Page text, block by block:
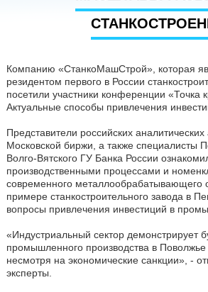
Компанию «СтанкоМашСтрой», которая
резидентом первого в России
посетили участники конференции «Точка
Актуальные способы привлечения
Представители российских аналитических
Московской биржи, а также специалисты
Волго-Вятского ГУ Банка России
производственными процессами и
современного металлообрабатывающего
примере станкостроительного завода в
вопросы привлечения инвестиций в
«Индустриальный сектор демонстрирует
промышленного производства в Поволжье
несмотря на экономические санкции», -
эксперты.